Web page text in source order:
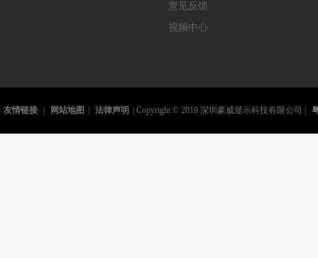
意见反馈
视频中心
友情链接 网站地图 法律声明 | Copyright © 2019 深圳豪威显示科技有限公司 |